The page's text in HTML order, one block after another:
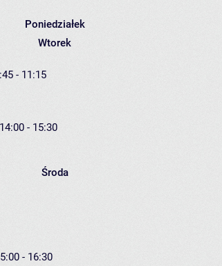
Poniedziałek
Wtorek
- 11:15
- 15:30
Środa
- 16:30